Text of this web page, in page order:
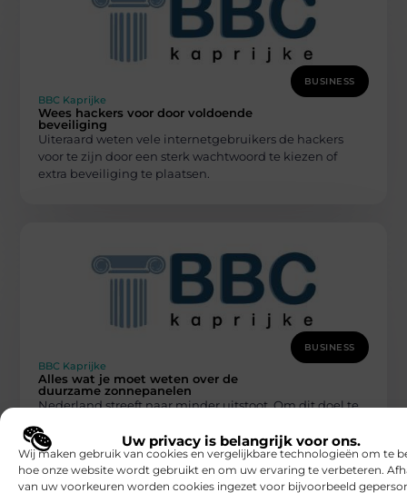
Uw privacy is belangrijk voor ons.
Wij maken gebruik van cookies en vergelijkbare technologieën om te
hoe onze website wordt gebruikt en om uw ervaring te verbeteren.
van uw voorkeuren worden cookies ingezet voor bijvoorbeeld
BUSINESS
BBC Kaprijke
Wees hackers voor door voldoende
beveiliging
Uiteraard weten vele internetgebruikers de hackers
voor te zijn door een sterk wachtwoord te kiezen of
extra beveiliging te plaatsen.
BUSINESS
BBC Kaprijke
Alles wat je moet weten over de
duurzame zonnepanelen
Nederland streeft naar minder uitstoot. Om dit doel te
van andere natuurlijke